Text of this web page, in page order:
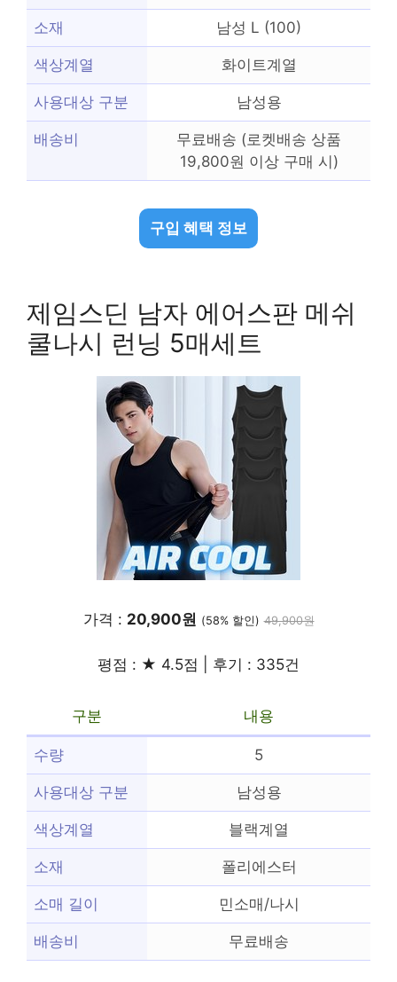
소재 남성 L (100)
색상계열 화이트계열
사용대상 구분 남성용
배송비
무료배송 (로켓배송 상품
19,800원 이상 구매 시)
구입 혜택 정보
제임스딘 남자 에어스판 메쉬
쿨나시 런닝 5매세트
가격 : 20,900원 (58% 할인) 49,900원
평점 : ★ 4.5점 | 후기 : 335건
구분 내용
수량 5
사용대상 구분 남성용
색상계열 블랙계열
소재 폴리에스터
소매 길이 민소매/나시
배송비 무료배송